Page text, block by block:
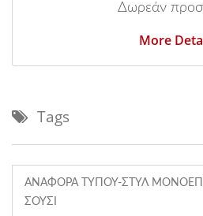
Δωρεάν
More
Tags
ΑΝΑΦΟΡΆ ΤΎΠΟΥ-ΣΤΥΛ
ΣΟΎΣΙ